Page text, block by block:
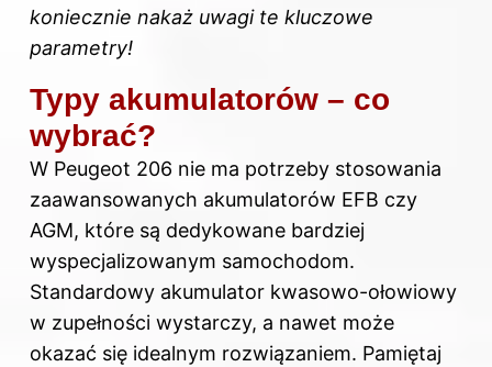
koniecznie nakaż uwagi te kluczowe
parametry!
Typy akumulatorów – co
wybrać?
W Peugeot 206 nie ma potrzeby stosowania
zaawansowanych akumulatorów EFB czy
AGM, które są dedykowane bardziej
wyspecjalizowanym samochodom.
Standardowy akumulator kwasowo-ołowiowy
w zupełności wystarczy, a nawet może
okazać się idealnym rozwiązaniem. Pamiętaj